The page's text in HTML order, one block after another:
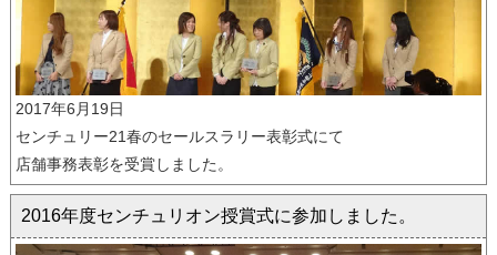
2017年6月19日
センチュリー21春のセールスラリー表彰式にて
店舗事務表彰を受賞しました。
2016年度センチュリオン授賞式に参加しました。